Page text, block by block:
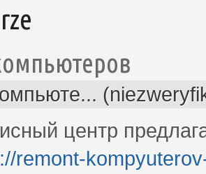
центр
remont-